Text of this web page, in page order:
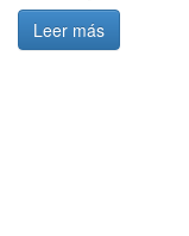
Leer más